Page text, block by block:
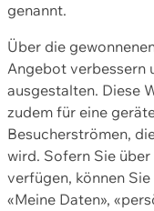
genannt.
Über die
Angebot verbessern
ausgestalten. Diese
zudem für eine
Besucherströmen,
wird. Sofern Sie
verfügen, können
«Meine Daten»,